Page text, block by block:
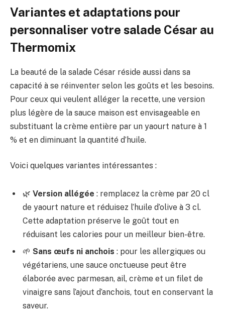
Variantes et adaptations pour
personnaliser votre salade César au
Thermomix
La beauté de la salade César réside aussi dans sa
capacité à se réinventer selon les goûts et les besoins.
Pour ceux qui veulent alléger la recette, une version
plus légère de la sauce maison est envisageable en
substituant la crème entière par un yaourt nature à 1
% et en diminuant la quantité d’huile.
Voici quelques variantes intéressantes :
🌿 Version allégée : remplacez la crème par 20 cl
de yaourt nature et réduisez l’huile d’olive à 3 cl.
Cette adaptation préserve le goût tout en
réduisant les calories pour un meilleur bien-être.
🌱 Sans œufs ni anchois : pour les allergiques ou
végétariens, une sauce onctueuse peut être
élaborée avec parmesan, ail, crème et un filet de
vinaigre sans l’ajout d’anchois, tout en conservant la
saveur.